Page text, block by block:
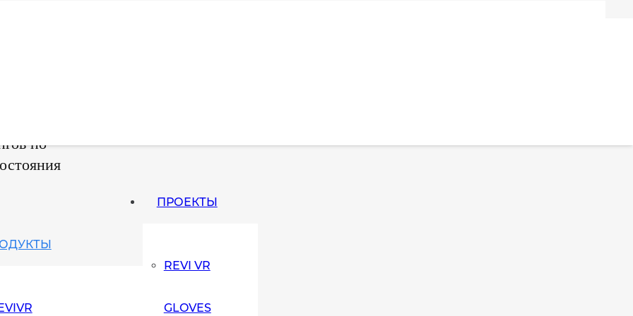
ПРОЕКТЫ
REVI VR
GLOVES
по